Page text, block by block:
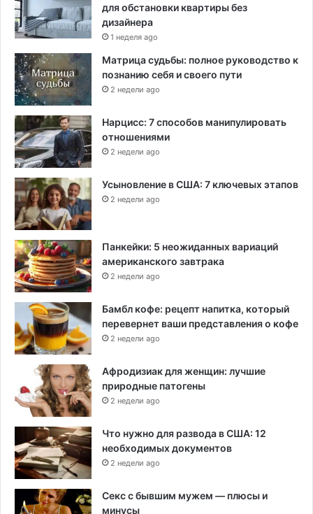
для обстановки квартиры без
дизайнера
1 неделя ago
Матрица судьбы: полное руководство к
познанию себя и своего пути
2 недели ago
Нарцисс: 7 способов манипулировать
отношениями
2 недели ago
Усыновление в США: 7 ключевых этапов
2 недели ago
Панкейки: 5 неожиданных вариаций
американского завтрака
2 недели ago
Бамбл кофе: рецепт напитка, который
перевернет ваши представления о кофе
2 недели ago
Афродизиак для женщин: лучшие
природные патогены
2 недели ago
Что нужно для развода в США: 12
необходимых документов
2 недели ago
Секс с бывшим мужем — плюсы и
минусы